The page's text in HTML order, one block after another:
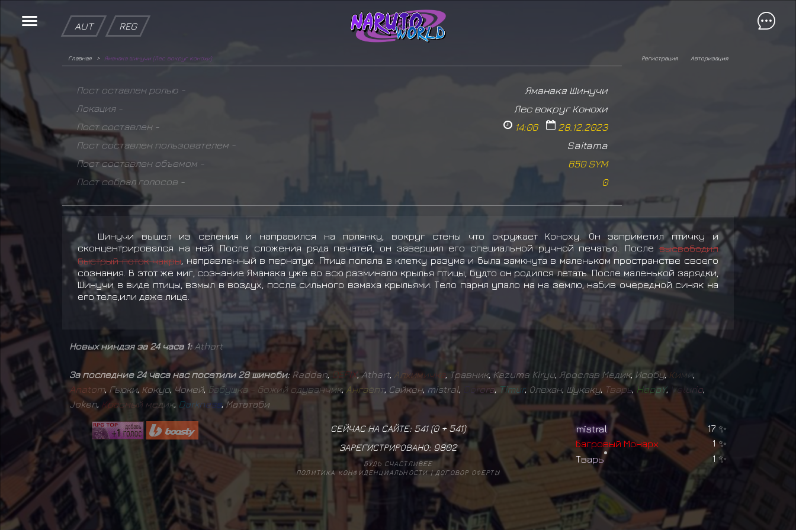
AUT REG
Главная Яманака Шинучи (Лес вокруг Конохи) Авторизация
Регистрация
Пост оставлен ролью - Яманака Шинучи
Локация - Лес вокруг Конохи
Пост составлен - 14:06 28.12.2023
Пост составлен пользователем - Saitama
Пост составлен объемом - 650 SYM
Пост собрал голосов - 0
Шинучи вышел из селения и направился на полянку, вокруг стены что окружает Коноху. Он заприметил птичку и
сконцентрировался на ней. После сложения ряда печатей, он завершил его специальной ручной печатью. Послевысвободил
быстрый поток чакры , направленный в пернатую. Птица попала в клетку разума и была замкнута в маленьком пространстве своего
сознания. В этот же миг, сознание Яманака уже во всю разминало крылья птицы, будто он родился летать. После маленькой зарядки,
Шинучи в виде птицы, взмыл в воздух, после сильного взмаха крыльями. Тело парня упало на на землю, набив очередной синяк на
его теле,или даже лице.
Новых ниндзя за 24 часа 1: Athart
За последние 24 часа нас посетили 28 шиноби: Raddan DEFIX, Athart, Алхимичка, Травник, Kazuma Kiryu, Ярослав Медик, Исобу, Кими,
Anatom Гьюки, Кокуо Чомей, Бабушка - божий одуванчик, Ангаёпт, Сайкен, mistral orora Timur, Олехан, Шукаку, Тварь HappY, Ve lurio
Joken Красный медик, Darkness,Мататаби
СЕЙЧАС НА САЙТЕ: 541 (0+541)
ЗАРЕГИСТРИРОВАНО: 9802
БУДЬ СЧАСТЛИВЕЕ
ПОЛИТИКА КОНФИДЕНЦИАЛЬНОСТИ |ДОГОВОР ОФЕРТЫ
mistral 17 ✨
Багровый Монарх 1✨
Тварь 1 ✨